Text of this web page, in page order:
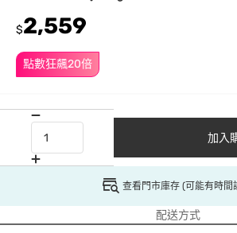
點數狂飆20倍
$2,559
加入
查看門市庫存 (可能有時間
配送方式